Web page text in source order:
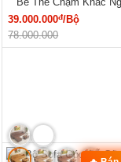
Tủ Quần Áo Tự Nhiên
Cánh Kèm Cụm Ngăn
đ